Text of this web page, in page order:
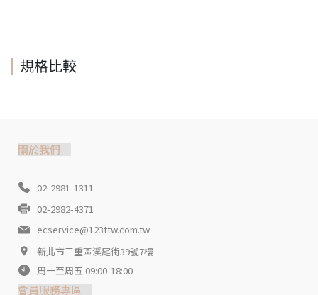
規格比較
關於我們
02-2981-1311
02-2982-4371
ecservice@123ttw.com.tw
新北市三重區溪尾街39號7樓
周一至周五 09:00-18:00
會員服務專區